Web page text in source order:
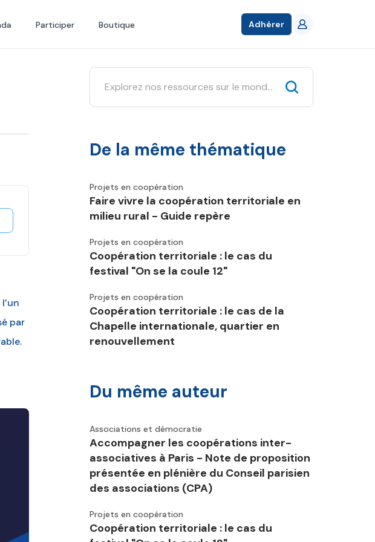
Participer Boutique Adhérer
par
De la même thématique
Projets en coopération
Faire vivre la coopération territoriale en
milieu rural - Guide repère
Projets en coopération
Coopération territoriale : le cas du
festival "On se la coule 12"
Projets en coopération
Coopération territoriale : le cas de la
Chapelle internationale, quartier en
renouvellement
Du même auteur
Associations et démocratie
Accompagner les coopérations inter-
associatives à Paris - Note de proposition
présentée en plénière du Conseil parisien
des associations (CPA)
Projets en coopération
Coopération territoriale : le cas du